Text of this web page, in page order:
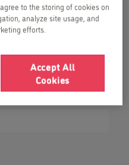
to the storing of cookies on
analyze site usage, and
efforts.
Accept All
Cookies